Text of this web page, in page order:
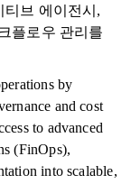
티브 에이전시,
플로우 관리를
by
and cost
to advanced
(FinOps),
into scalable,